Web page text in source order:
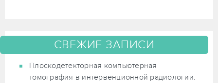
СВЕЖИЕ ЗАПИСИ
Плоскодетекторная компьютерная
томография в интервенционной радиологии: